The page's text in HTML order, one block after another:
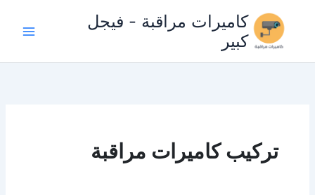
المحتوى
كاميرات مراقبة - فيجل
كبير
تركيب كاميرات مراقبة